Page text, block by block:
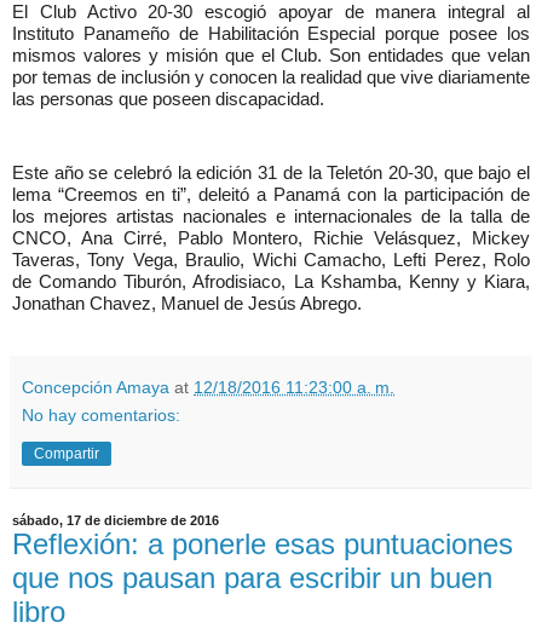
El Club Activo 20-30 escogió apoyar de manera integral al
Instituto Panameño de Habilitación Especial porque posee los
mismos valores y misión que el Club. Son entidades que velan
por temas de inclusión y conocen la realidad que vive diariamente
las personas que poseen discapacidad.
Este año se celebró la edición 31 de la Teletón 20-30, que bajo el
lema “Creemos en ti”, deleitó a Panamá con la participación de
los mejores artistas nacionales e internacionales de la talla de
CNCO, Ana Cirré, Pablo Montero, Richie Velásquez, Mickey
Taveras, Tony Vega, Braulio, Wichi Camacho, Lefti Perez, Rolo
de Comando Tiburón, Afrodisiaco, La Kshamba, Kenny y Kiara,
Jonathan Chavez, Manuel de Jesús Abrego.
Concepción Amaya at 12/18/2016 11:23:00 a. m.
No hay comentarios:
Compartir
sábado, 17 de diciembre de 2016
Reflexión: a ponerle esas puntuaciones
que nos pausan para escribir un buen
libro